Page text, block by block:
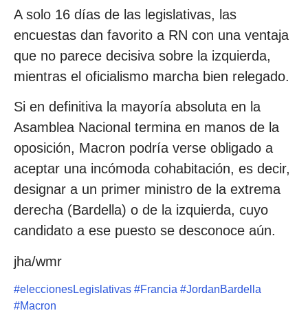
A solo 16 días de las legislativas, las
encuestas dan favorito a RN con una ventaja
que no parece decisiva sobre la izquierda,
mientras el oficialismo marcha bien relegado.
Si en definitiva la mayoría absoluta en la
Asamblea Nacional termina en manos de la
oposición, Macron podría verse obligado a
aceptar una incómoda cohabitación, es decir,
designar a un primer ministro de la extrema
derecha (Bardella) o de la izquierda, cuyo
candidato a ese puesto se desconoce aún.
jha/wmr
#eleccionesLegislativas #Francia #JordanBardella
#Macron